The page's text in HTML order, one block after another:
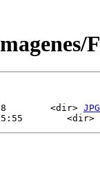
<dir> JPG
15:55        <dir>